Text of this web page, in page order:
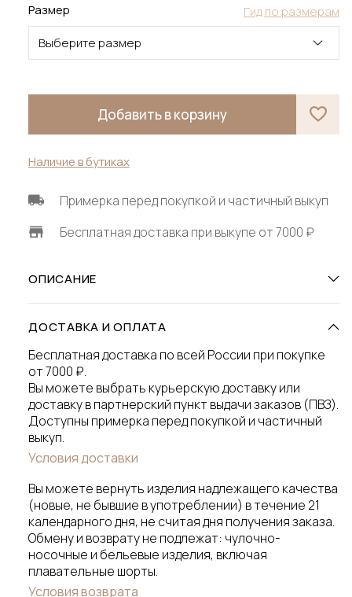
Гид по размерам
Размер
Выберите размер
Добавить в корзину
Наличие в бутиках
Примерка перед покупкой и частичный выкуп
Бесплатная доставка при выкупе от 7000 ₽
ОПИСАНИЕ
ДОСТАВКА И ОПЛАТА
Бесплатная доставка по всей России при покупке
от 7000 ₽.
Вы можете выбрать курьерскую доставку или
доставку в партнерский пункт выдачи заказов (ПВЗ).
Доступны примерка перед покупкой и частичный
выкуп.
Условия доставки
Вы можете вернуть изделия надлежащего качества
(новые, не бывшие в употреблении) в течение 21
календарного дня, не считая дня получения заказа.
Обмену и возврату не подлежат: чулочно-
носочные и бельевые изделия, включая
плавательные шорты.
Условия возврата